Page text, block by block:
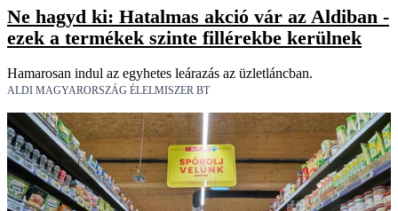
Ne hagyd ki: Hatalmas akció vár az Aldiban -
ezek a termékek szinte fillérekbe kerülnek
Hamarosan indul az egyhetes leárazás az üzletláncban.
ALDI MAGYARORSZÁG ÉLELMISZER BT